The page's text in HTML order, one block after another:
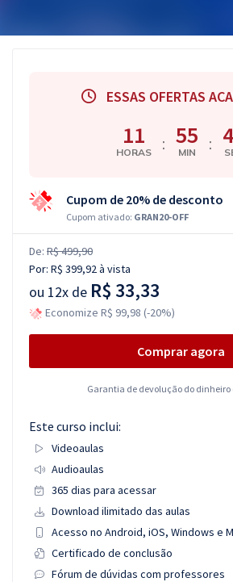
Conteúdo gratuito
Atendimento
ESSAS OFERTAS
11
HORAS : 55
MIN :
Cupom de 20% de desconto
Cupom ativado: GRAN20-OFF
De: R$ 499,90
Por: R$ 399,92à vista
ou 12x de R$ 33,33
Economize R$ 99,98 (-20%)
Comprar agora
Garantia de devolução do dinheiro
Este curso inclui:
Videoaulas
Audioaulas
365 dias para acessar
Download ilimitado das aulas
Acesso no Android, iOS, Windows e
Certificado de conclusão
Fórum de dúvidas com professores